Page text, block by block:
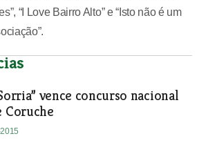
“I Love Bairro Alto” e “Isto não é um
vence concurso nacional
Coruche
2015